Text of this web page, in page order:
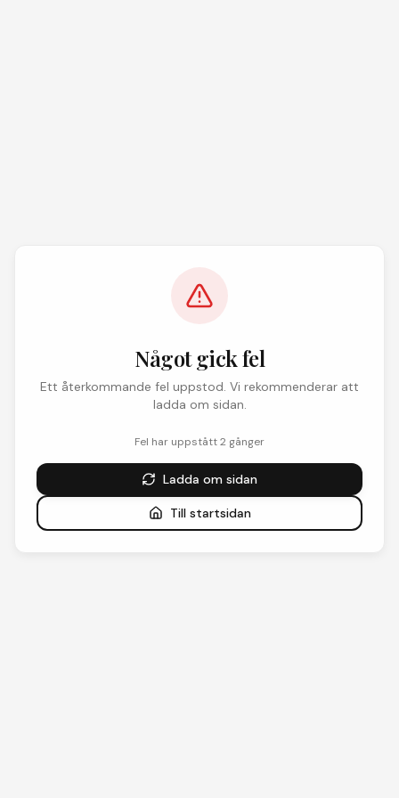
Något gick fel
Ett återkommande fel uppstod. Vi rekommenderar att
ladda om sidan.
Fel har uppstått2 gånger
Ladda om sidan
Till startsidan